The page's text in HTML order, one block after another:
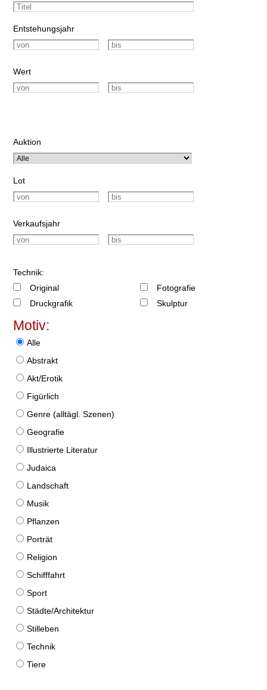
Entstehungsjahr
Wert
Auktion
Lot
Verkaufsjahr
Technik:
Original
Druckgrafik
Fotografie
Skulptur
Motiv:
Alle
Abstrakt
Akt/Erotik
Figürlich
Genre (alltägl. Szenen)
Geografie
Illustrierte Literatur
Judaica
Landschaft
Musik
Pflanzen
Porträt
Religion
Schifffahrt
Sport
Städte/Architektur
Stilleben
Technik
Tiere